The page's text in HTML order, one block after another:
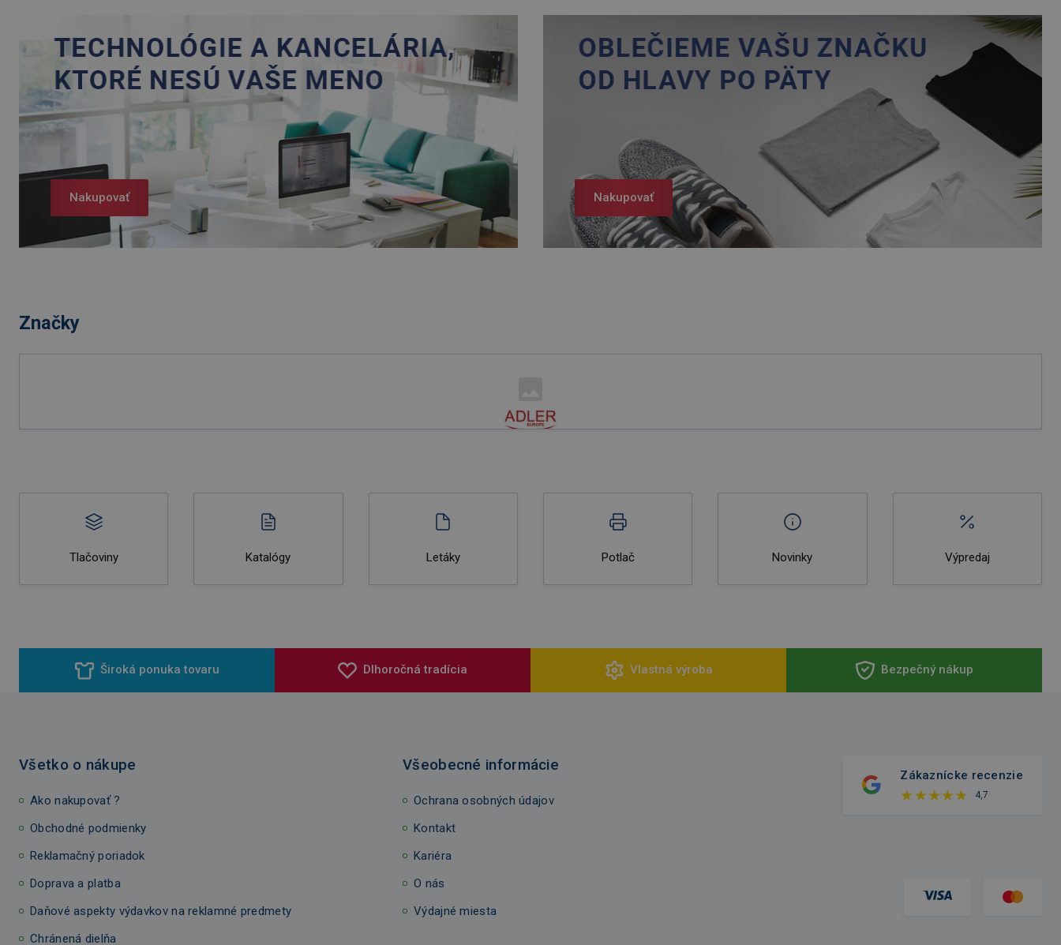
Nakupovať Nakupovať
Značky
Tlačoviny Katalógy Letáky Potlač Novinky Výpredaj
Široká ponuka tovaru Dlhoročná tradícia Vlastná výroba Bezpečný nákup
Všetko o nákupe
Ako nakupovať ?
Obchodné podmienky
Reklamačný poriadok
Doprava a platba
Daňové aspekty výdavkov na reklamné predmety
Chránená dielňa
Všeobecné informácie
Ochrana osobných údajov
Kontakt
Kariéra
O nás
Výdajné miesta
Zákaznícke recenzie
4,7